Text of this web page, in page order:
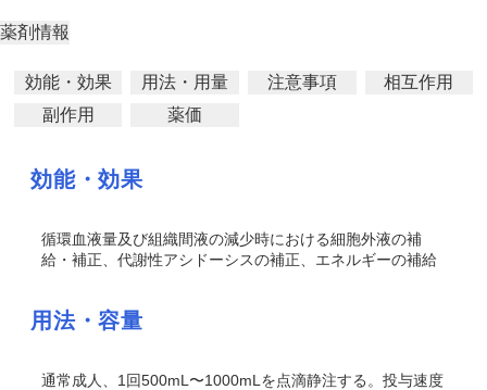
薬剤情報
効能・効果 用法・用量 注意事項
相互作用
副作用
薬価
効能・効果
循環血液量及び組織間液の減少時における細胞外液の補
給・補正、代謝性アシドーシスの補正、エネルギーの補給
用法・容量
通常成人、1回500mL〜1000mLを点滴静注する。投与速度